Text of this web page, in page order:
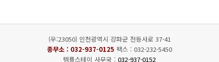
(우:23050) 인천광역시 강화군 전등사로 37-41
종무소 : 032-937-0125 팩스 : 032-232-5450
템플스테이 사무국 : 032-937-0152